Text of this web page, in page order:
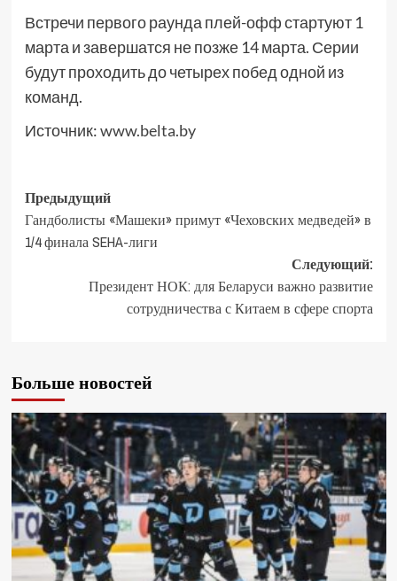
Встречи первого раунда плей-офф стартуют 1
марта и завершатся не позже 14 марта. Серии
будут проходить до четырех побед одной из
команд.
Источник:www.belta.by
Предыдущий
Гандболисты «Машеки» примут «Чеховских медведей» в
1/4 финала SEHA-лиги
Следующий:
Президент НОК: для Беларуси важно развитие
сотрудничества с Китаем в сфере спорта
Больше новостей